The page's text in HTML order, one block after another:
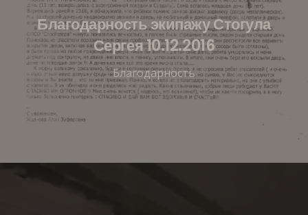
Благодарность экипажу Стогула
Сергея 10.12.2016
Благодарность